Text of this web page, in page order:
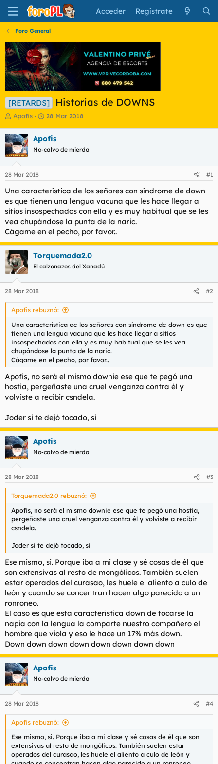
Acceder Regístrate
Foro General
[RETARDS] Historias de DOWNS
I
i
c
i
a
d
o
d
e
l
t
e
m
a
Apofis
F
h
a
e
i
c
i
o
28 Mar 2018
Apofis
No-calvo de mierda
28 Mar 2018 #1
Una característica de los señores con síndrome de down
es que tienen una lengua vacuna que les hace llegar a
sitios insospechados con ella y es muy habitual que se les
vea chupándose la punta de la naric.
Cágame en el pecho, por favor..
Torquemada2.0
El calzonazos del Xanadú
28 Mar 2018 #2
Apofis rebuznó:
Una característica de los señores con síndrome de down es que
tienen una lengua vacuna que les hace llegar a sitios
insospechados con ella y es muy habitual que se les vea
chupándose la punta de la naric.
Cágame en el pecho, por favor..
Apofis, no será el mismo downie ese que te pegó una
hostia, pergeñaste una cruel venganza contra él y
volviste a recibir csndela.
Joder si te dejó tocado, si
Apofis
No-calvo de mierda
28 Mar 2018 #3
Torquemada2.0 rebuznó:
Apofis, no será el mismo downie ese que te pegó una hostia,
pergeñaste una cruel venganza contra él y volviste a recibir
csndela.
Joder si te dejó tocado, si
Ese mismo, si. Porque iba a mi clase y sé cosas de él que
son extensivas al resto de mongólicos. También suelen
estar operados del curasao, les huele el aliento a culo de
león y cuando se concentran hacen algo parecido a un
ronroneo.
El caso es que esta característica down de tocarse la
napia con la lengua la comparte nuestro compañero el
hombre que viola y eso le hace un 17% más down.
Down down down down down down down down
Apofis
No-calvo de mierda
28 Mar 2018 #4
Apofis rebuznó:
Ese mismo, si. Porque iba a mi clase y sé cosas de él que son
extensivas al resto de mongólicos. También suelen estar
operados del curasao, les huele el aliento a culo de león y